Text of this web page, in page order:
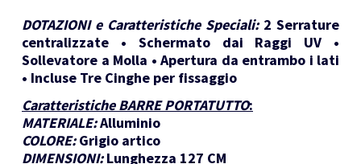
DOTAZIONI e Caratteristiche Speciali: 2 Serrature
centralizzate • Schermato dai Raggi UV •
Sollevatore a Molla • Apertura da entrambo i lati
• Incluse Tre Cinghe per fissaggio
Caratteristiche BARRE PORTATUTTO:
MATERIALE:Alluminio
COLORE: Grigio artico
DIMENSIONI: Lunghezza 127 CM